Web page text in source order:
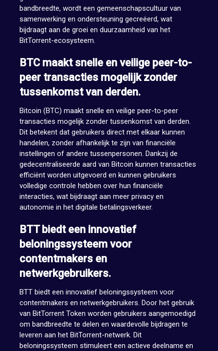
bandbreedte, wordt een gemeenschapscultuur van
samenwerking en ondersteuning gecreëerd, wat
bijdraagt aan de groei en duurzaamheid van het
BitTorrent-ecosysteem.
BTC maakt snelle en veilige peer-to-
peer transacties mogelijk zonder
tussenkomst van derden.
Bitcoin (BTC) maakt snelle en veilige peer-to-peer
transacties mogelijk zonder tussenkomst van derden.
Dit betekent dat gebruikers direct met elkaar kunnen
handelen, zonder afhankelijk te zijn van financiële
instellingen of andere tussenpersonen. Dankzij de
gedecentraliseerde aard van Bitcoin kunnen transacties
efficiënt worden uitgevoerd en kunnen gebruikers
volledige controle hebben over hun financiële
interacties, wat bijdraagt aan meer privacy en
autonomie in het digitale betalingsverkeer.
BTT biedt een innovatief
beloningssysteem voor
contentmakers en
netwerkgebruikers.
BTT biedt een innovatief beloningssysteem voor
contentmakers en netwerkgebruikers. Door het gebruik
van BitTorrent Token worden gebruikers aangemoedigd
om bandbreedte te delen en waardevolle bijdragen te
leveren aan het BitTorrent-netwerk. Dit
beloningssysteem stimuleert een actieve deelname en